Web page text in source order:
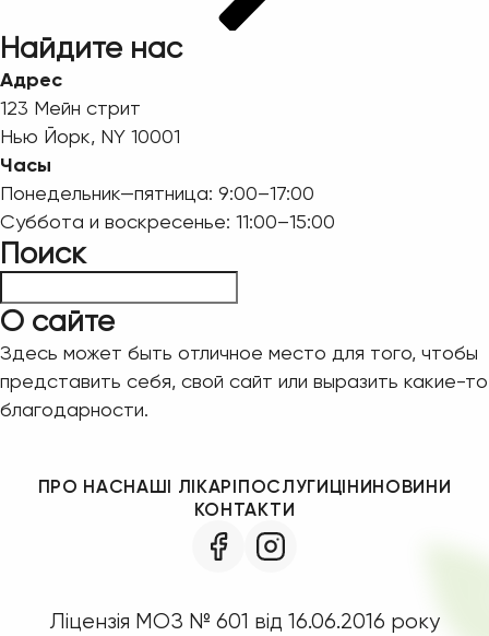
Найдите нас
Адрес
123 Мейн стрит
Нью Йорк, NY 10001
Часы
Понедельник—пятница: 9:00–17:00
Суббота и воскресенье: 11:00–15:00
Поиск
О сайте
Здесь может быть отличное место для того, чтобы
представить себя, свой сайт или выразить какие-то
благодарности.
ПРО НАСНАШІ ЛІКАРІПОСЛУГИЦІНИНОВИНИ
КОНТАКТИ
Ліцензія МОЗ № 601 від 16.06.2016 року